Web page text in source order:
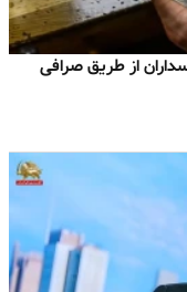
از طریق صرافی